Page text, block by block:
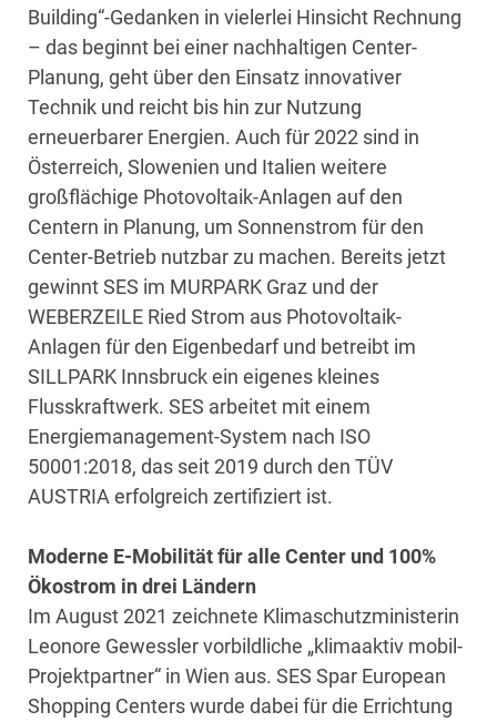
Building“-Gedanken in vielerlei Hinsicht Rechnung
– das beginnt bei einer nachhaltigen Center-
Planung, geht über den Einsatz innovativer
Technik und reicht bis hin zur Nutzung
erneuerbarer Energien. Auch für 2022 sind in
Österreich, Slowenien und Italien weitere
großflächige Photovoltaik-Anlagen auf den
Centern in Planung, um Sonnenstrom für den
Center-Betrieb nutzbar zu machen. Bereits jetzt
gewinnt SES im MURPARK Graz und der
WEBERZEILE Ried Strom aus Photovoltaik-
Anlagen für den Eigenbedarf und betreibt im
SILLPARK Innsbruck ein eigenes kleines
Flusskraftwerk. SES arbeitet mit einem
Energiemanagement-System nach ISO
50001:2018, das seit 2019 durch den TÜV
AUSTRIA erfolgreich zertifiziert ist.
Moderne E-Mobilität für alle Center und 100%
Ökostrom in drei Ländern
Im August 2021 zeichnete Klimaschutzministerin
Leonore Gewessler vorbildliche „klimaaktiv mobil-
Projektpartner“ in Wien aus. SES Spar European
Shopping Centers wurde dabei für die Errichtung